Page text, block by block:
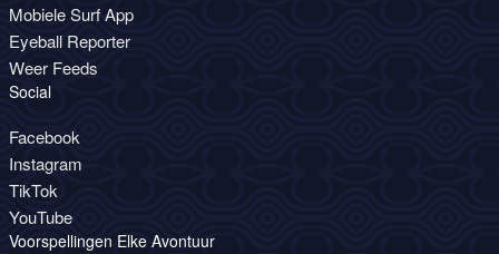
Mobiele Surf App
Eyeball Reporter
Weer Feeds
Social
Facebook
Instagram
TikTok
YouTube
Voorspellingen Elke Avontuur